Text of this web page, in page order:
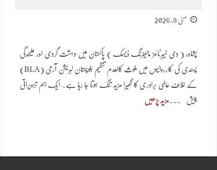
مئی 9, 2026
پشاور ( دی خیبرٹائمز مانیٹرنگ ڈیسک ) پاکستان میں دہشت گردی اور علیحدگی
پسندی کی کارروائیوں میں ملوث کالعدم تنظیم بلوچستان لبریشن آرمی (BLA)
کے خلاف عالمی برادری کا گھیرا مزید تنگ ہوتا جا رہا ہے۔ ایک اہم تزویراتی
پیش مزید پڑھیں